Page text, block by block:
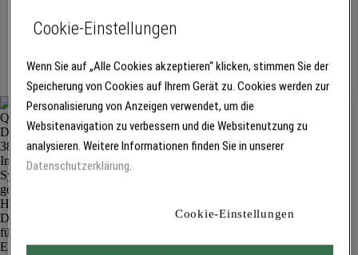
Kostenlose Lieferung
Für Lieferzeiten bitteanmelden
Cookie-Einstellungen
Wenn Sie auf „Alle Cookies akzeptieren“ klicken, stimmen Sie der
Speicherung von Cookies auf Ihrem Gerät zu. Cookies werden zur
Personalisierung von Anzeigen verwendet, um die
Websitenavigation zu verbessern und die Websitenutzung zu
analysieren. Weitere Informationen finden Sie in unserer
Datenschutzerklärung.
Cookie-Einstellungen